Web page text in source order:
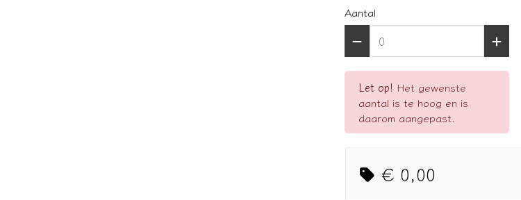
Aantal
Let op! Het gewenste
aantal is te hoog en is
daarom aangepast.
€ 0,00